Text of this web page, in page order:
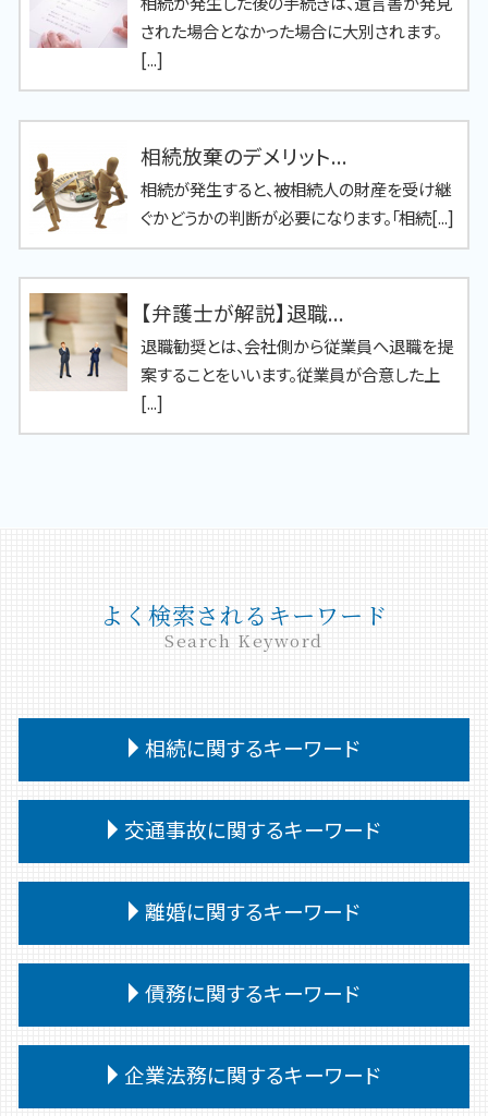
された場合となかった場合に大別されます。
[...]
相続放棄のデメリット...
相続が発生すると、被相続人の財産を受け継
ぐかどうかの判断が必要になります。「相続[...]
【弁護士が解説】退職...
退職勧奨とは、会社側から従業員へ退職を提
案することをいいます。従業員が合意した上
[...]
よく検索されるキーワード
Search Keyword
相続に関するキーワード
遺留分侵害額請求 時効
相続 遺言書がある場合
相続人 連絡取れない
相続 遺留分 兄弟
公正証書遺言 遺留分
相続 遺言 遺留分
交通事故に関するキーワード
交通事故 通院 慰謝料
交通事故 代車費用 過失割合
交通事故 対応
交通事故 被害者
交通事故 相手 無保険
交通事故 治療費 過失割合
離婚に関するキーワード
離婚調停 弁護士
離婚 弁護士
離婚調停
債務に関するキーワード
債務 義務企業法務に関するキーワード